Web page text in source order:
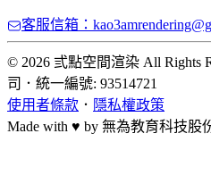
客服信箱：
© 2026 弎點空間渲染 All Rights
司 ． 統一編號: 93514721
使用者條款 ． 隱私權政策
Made with ♥ by 無為教育科技股